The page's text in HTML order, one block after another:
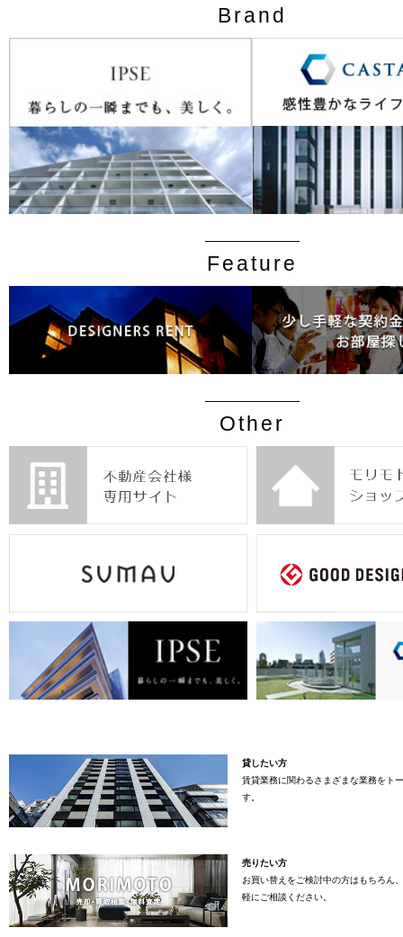
Brand
Feature
Other
貸したい方
賃貸業務に関わるさまざまな業務をト
す。
売りたい方
お買い替えをご検討中の方はもちろん
軽にご相談ください。